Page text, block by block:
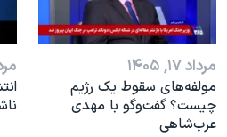
مرداد ۱۷, ۱۴۰۵
مولفه‌های سقوط یک رژیم
چیست؟ گفت‌وگو با مهدی
عرب‌شاهی